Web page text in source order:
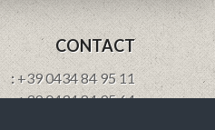
CONTACT
:+39 0434 84 95 11
:+39 0434 84 95 64